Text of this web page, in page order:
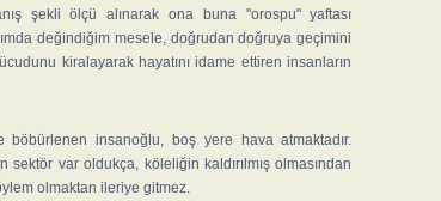
şekli ölçü alınarak ona buna "orospu" yaftası
değindiğim mesele, doğrudan doğruya geçimini
kiralayarak hayatını idame ettiren insanların
böbürlenen insanoğlu, boş yere hava atmaktadır.
var oldukça, köleliğin kaldırılmış olmasından
olmaktan ileriye gitmez.